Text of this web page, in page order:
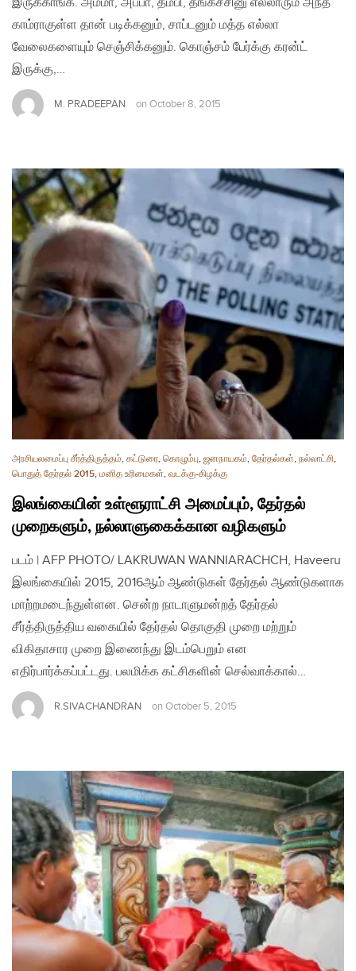
காம்ராகுள்ள தான் படிக்கனும், சாப்டனும் மத்த எல்லா
வேலைகளையும் செஞ்சிக்கனும். கொஞ்சம் பேர்க்கு கரன்ட்
இருக்கு,…
M. PRADEEPAN on October 8, 2015
அரசியலமைப்பு சீர்த்திருத்தம், கட்டுரை, கொழும்பு, ஜனநாயகம், தேர்தல்கள், நல்லாட்சி,
பொதுத் தேர்தல் 2015, மனித உரிமைகள், வடக்கு-கிழக்கு
இலங்கையின் உள்ளூராட்சி அமைப்பும், தேர்தல்
முறைகளும், நல்லாளுகைக்கான வழிகளும்
படம் | AFP PHOTO/ LAKRUWAN WANNIARACHCH, Haveeru
இலங்கையில் 2015, 2016ஆம் ஆண்டுகள் தேர்தல் ஆண்டுகளாக
மாற்றமடைந்துள்ளன. சென்ற நாடாளுமன்றத் தேர்தல்
சீர்த்திருத்திய வகையில் தேர்தல் தொகுதி முறை மற்றும்
விகிதாசார முறை இணைந்து இடம்பெறும் என
எதிர்பார்க்கப்பட்டது. பலமிக்க கட்சிகளின் செல்வாக்கால்…
R.SIVACHANDRAN on October 5, 2015